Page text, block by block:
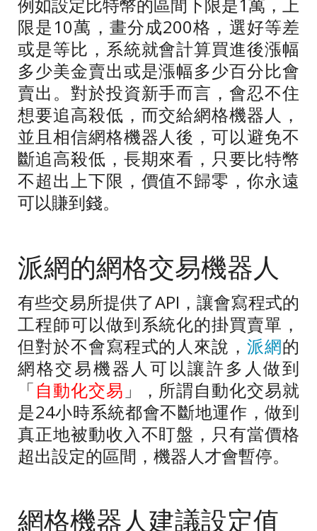
限是10萬，畫分成200格，選好等差
或是等比，系統就會計算買進後漲幅
多少美金賣出或是漲幅多少百分比會
賣出。對於投資新手而言，會忍不住
想要追高殺低，而交給網格機器人，
並且相信網格機器人後，可以避免不
斷追高殺低，長期來看，只要比特幣
不超出上下限，價值不歸零，你永遠
可以賺到錢。
派網的網格交易機器人
有些交易所提供了API ，讓會寫程式的
工程師可以做到系統化的掛買賣單，
但對於不會寫程式的人來說，派網的
網格交易機器人可以讓許多人做到
「自動化交易 」，所謂自動化交易就
是24小時系統都會不斷地運作，做到
真正地被動收入不盯盤，只有當價格
超出設定的區間，機器人才會暫停。
網格機器人建議設定值